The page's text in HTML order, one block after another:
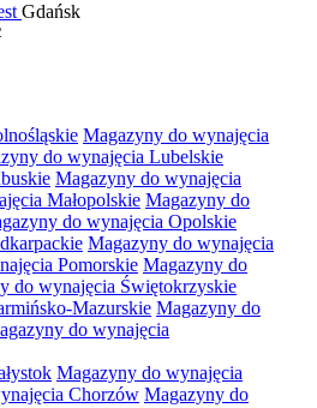
Gdańsk
Magazyny do wynajęcia
do wynajęcia Lubelskie
Magazyny do wynajęcia
Małopolskie Magazyny do
do wynajęcia Opolskie
Magazyny do wynajęcia
Pomorskie Magazyny do
do wynajęcia Świętokrzyskie
Mazurskie Magazyny do
do wynajęcia
Magazyny do wynajęcia
Chorzów Magazyny do